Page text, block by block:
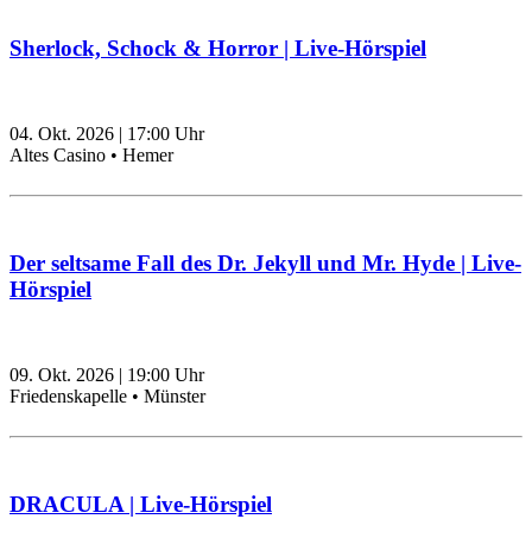
Sherlock, Schock & Horror | Live-Hörspiel
04. Okt. 2026 | 17:00 Uhr
Altes Casino • Hemer
Der seltsame Fall des Dr. Jekyll und Mr. Hyde | Live-
Hörspiel
09. Okt. 2026 | 19:00 Uhr
Friedenskapelle • Münster
DRACULA | Live-Hörspiel